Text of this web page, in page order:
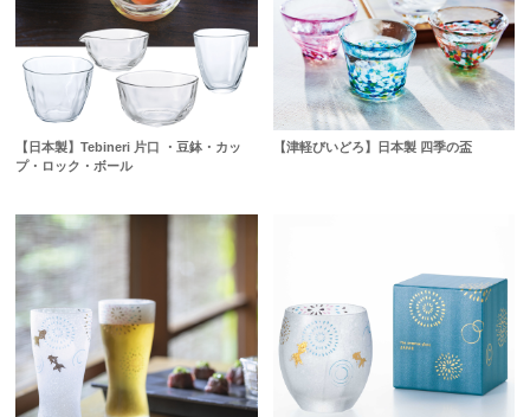
【日本製】Tebineri 片口 ・豆鉢・カッ
プ・ロック・ボール
【津軽びいどろ】日本製 四季の盃